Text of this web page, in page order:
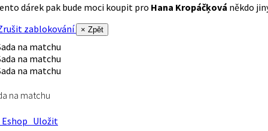
dárek pak bude moci koupit pro Hana Kropáčķová někdo
zablokování
× Zpět
na matchu
Uložit